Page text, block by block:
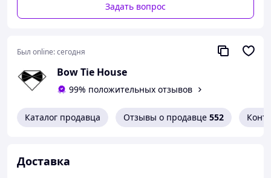
Задать вопрос
Был online:сегодня
Bow Tie House
99% положительных отзывов
Каталог продавца Отзывы о продавце 552
Доставка